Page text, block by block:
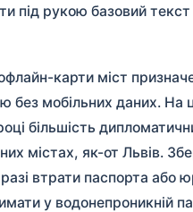
під рукою базовий
карти міст
без мобільних даних. На
більшість
містах, як-от Львів.
втрати паспорта
у водонепроникній